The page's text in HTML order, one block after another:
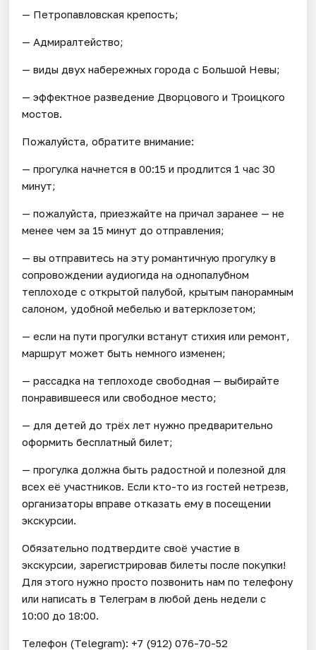
— Петропавловская крепость;
— Адмиралтейство;
— виды двух набережных города с Большой Невы;
— эффектное разведение Дворцового и Троицкого
мостов.
Пожалуйста, обратите внимание:
— прогулка начнется в 00:15 и продлится 1 час 30
минут;
— пожалуйста, приезжайте на причал заранее — не
менее чем за 15 минут до отправления;
— вы отправитесь на эту романтичную прогулку в
сопровождении аудиогида на однопалубном
теплоходе с открытой палубой, крытым панорамным
салоном, удобной мебелью и ватерклозетом;
— если на пути прогулки встанут стихия или ремонт,
маршрут может быть немного изменен;
— рассадка на теплоходе свободная — выбирайте
понравившееся или свободное место;
— для детей до трёх лет нужно предварительно
оформить бесплатный билет;
— прогулка должна быть радостной и полезной для
всех её участников. Если кто-то из гостей нетрезв,
организаторы вправе отказать ему в посещении
экскурсии.
Обязательно подтвердите своё участие в
экскурсии, зарегистрировав билеты после покупки!
Для этого нужно просто позвонить нам по телефону
или написать в Телеграм в любой день недели с
10:00 до 18:00.
Телефон (Telegram): +7 (912) 076-70-52